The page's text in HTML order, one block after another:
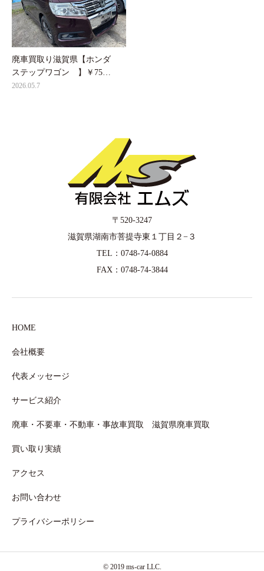
廃車買取り滋賀県【ホンダ
ステップワゴン 】￥75…
2026.05.7
〒520-3247
滋賀県湖南市菩提寺東１丁目２−３
TEL：0748-74-0884
FAX：0748-74-3844
HOME
会社概要
代表メッセージ
サービス紹介
廃車・不要車・不動車・事故車買取 滋賀県廃車買取
買い取り実績
アクセス
お問い合わせ
プライバシーポリシー
© 2019 ms-car LLC.